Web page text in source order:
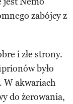
zabójcy z
i złe strony.
było
W akwariach
do żerowania,